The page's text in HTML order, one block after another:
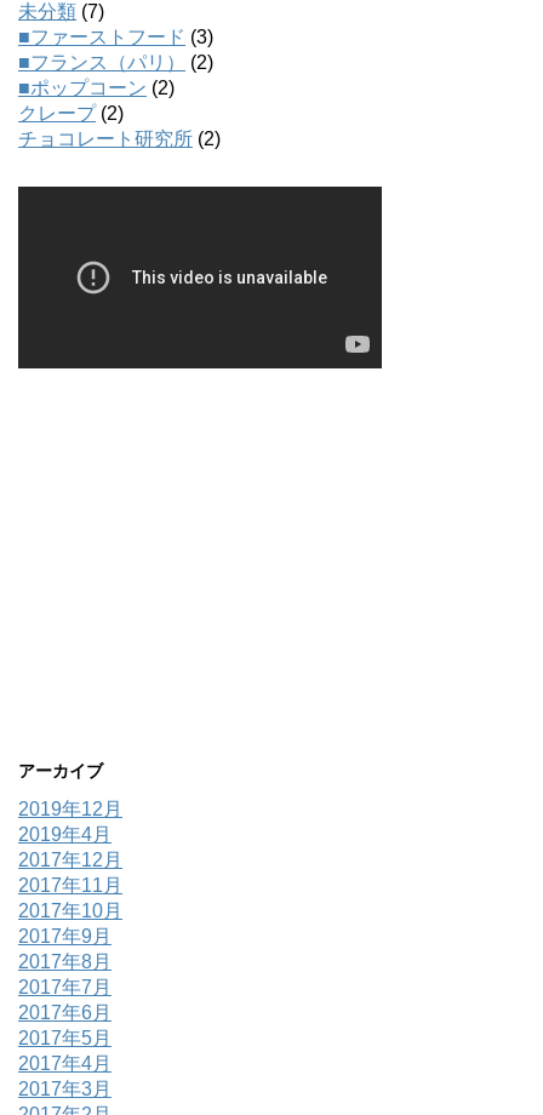
未分類 (7)
■ファーストフード (3)
■フランス（パリ）
(2)
■ポップコーン (2)
クレープ(2)
チョコレート研究所 (2)
アーカイブ
2019年12月
2019年4月
2017年12月
2017年11月
2017年10月
2017年9月
2017年8月
2017年7月
2017年6月
2017年5月
2017年4月
2017年3月